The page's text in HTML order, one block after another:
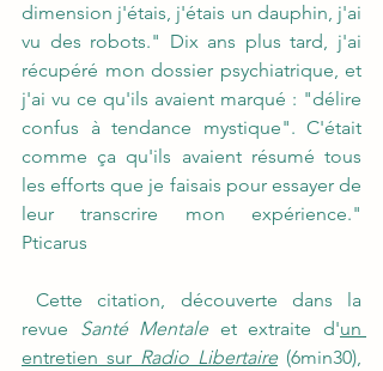
dimension j'étais, j'étais un dauphin, j'ai
vu des robots." Dix ans plus tard, j'ai
récupéré mon dossier psychiatrique, et
j'ai vu ce qu'ils avaient marqué : "délire
confus à tendance mystique". C'était
comme ça qu'ils avaient résumé tous
les efforts que je faisais pour essayer de
leur transcrire mon expérience."
Pticarus
Cette citation, découverte dans la
revue Santé Mentale et extraite d'un
entretien sur Radio Libertaire (6min30),